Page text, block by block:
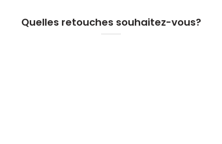
Quelles retouches souhaitez-vous?